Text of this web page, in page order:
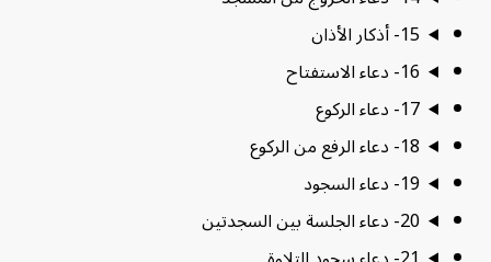
15- أذكار الأذان
16- دعاء الاستفتاح
17- دعاء الركوع
18- دعاء الرفع من الركوع
19- دعاء السجود
20- دعاء الجلسة بين السجدتين